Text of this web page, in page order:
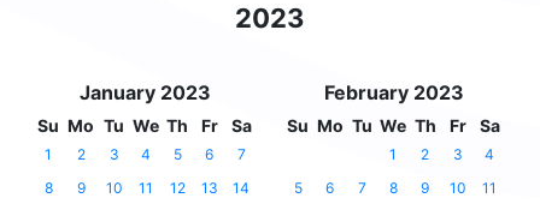
2023
January 2023
Su Mo Tu We Th Fr Sa
1 2 3 4 5 6
7
8
9 10 11 12 13
14
February 2023
Su Mo Tu We Th Fr Sa
1 2 3
4
5
6 7 8 9 10
11